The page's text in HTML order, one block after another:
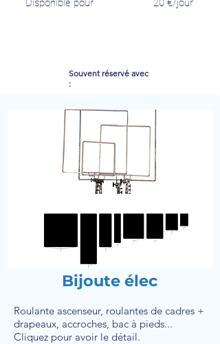
Disponible pour
20 €/jour
Souvent réservé avec
:
Bijoute élec
Roulante ascenseur, roulantes de cadres +
drapeaux, accroches, bac à pieds...
Cliquez pour avoir le détail.